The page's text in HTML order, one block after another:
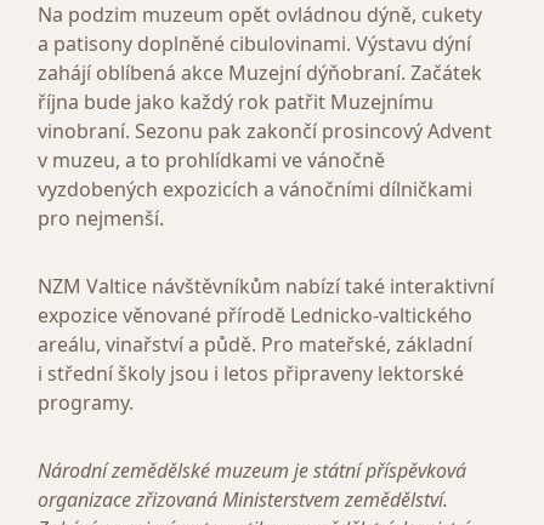
Na podzim muzeum opět ovládnou dýně, cukety
a patisony doplněné cibulovinami. Výstavu dýní
zahájí oblíbená akce Muzejní dýňobraní. Začátek
října bude jako každý rok patřit Muzejnímu
vinobraní. Sezonu pak zakončí prosincový Advent
v muzeu, a to prohlídkami ve vánočně
vyzdobených expozicích a vánočními dílničkami
pro nejmenší.
NZM Valtice návštěvníkům nabízí také interaktivní
expozice věnované přírodě Lednicko-valtického
areálu, vinařství a půdě. Pro mateřské, základní
i střední školy jsou i letos připraveny lektorské
programy.
Národní zemědělské muzeum je státní příspěvková
organizace zřizovaná Ministerstvem zemědělství.